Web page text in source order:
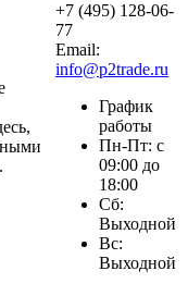
+7 (495) 128-06-
77
Email:
info@p2trade.ru
График
работы
Пн-Пт: с
09:00 до
18:00
Сб:
Выходной
Вс:
Выходной